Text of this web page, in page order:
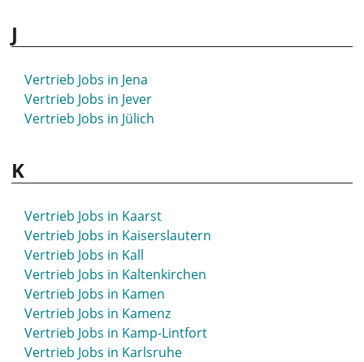
Vertrieb Jobs in Hilden
Vertrieb Jobs in Hilpoltstein
Vertrieb Jobs in Hockenheim
Vertrieb Jobs in Hof
Vertrieb Jobs in Homburg
Vertrieb Jobs in Höxter
Vertrieb Jobs in Hoyerswerda
Vertrieb Jobs in Hückeswagen
Vertrieb Jobs in Hürth
Vertrieb Jobs in Husum
J
Vertrieb Jobs in Jena
Vertrieb Jobs in Jever
Vertrieb Jobs in Jülich
K
Vertrieb Jobs in Kaarst
Vertrieb Jobs in Kaiserslautern
Vertrieb Jobs in Kall
Vertrieb Jobs in Kaltenkirchen
Vertrieb Jobs in Kamen
Vertrieb Jobs in Kamenz
Vertrieb Jobs in Kamp-Lintfort
Vertrieb Jobs in Karlsruhe